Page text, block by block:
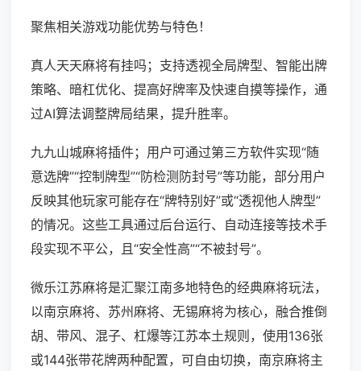
聚焦相关游戏功能优势与特色！
真人天天麻将有挂吗；支持透视全局牌型、智能出牌
策略、暗杠优化、提高好牌率及快速自摸等操作，通
过AI算法调整牌局结果，提升胜率。
九九山城麻将插件；用户可通过第三方软件实现“随
意选牌”“控制牌型”“防检测防封号”等功能，部分用户
反映其他玩家可能存在“牌特别好”或“透视他人牌型”
的情况。这些工具通过后台运行、自动连接等技术手
段实现不平公，且“安全性高”“不被封号”。
微乐江苏麻将是汇聚江南多地特色的经典麻将玩法，
以南京麻将、苏州麻将、无锡麻将为核心，融合推倒
胡、带风、混子、杠爆等江苏本土规则，使用136张
或144张带花牌两种配置，可自由切换，南京麻将主